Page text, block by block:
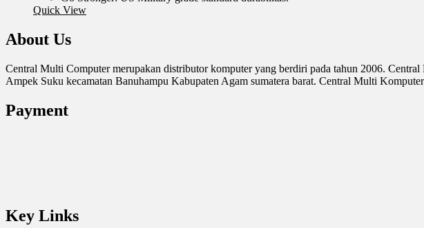
Quick View
About Us
Central Multi Computer merupakan distributor komputer yang berdiri pada tahun 2006.
Ampek Suku kecamatan Banuhampu Kabupaten Agam sumatera barat. Central Multi
Payment
Key Links